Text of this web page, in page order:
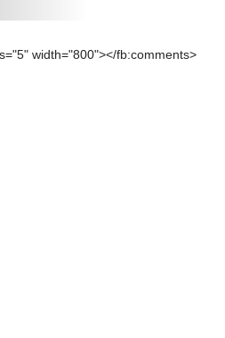
width="800"></fb:comments>